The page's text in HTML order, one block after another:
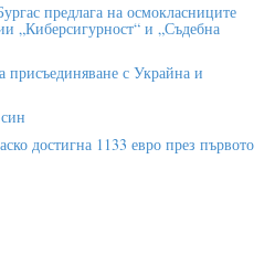
предлага на осмокласниците
„Киберсигурност“ и „Съдебна
присъединяване с Украйна и
достигна 1133 евро през първото